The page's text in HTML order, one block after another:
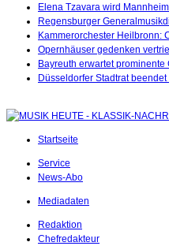
Elena Tzavara wird
Regensburger
Kammerorchester Heilbronn:
Opernhäuser gedenken
Bayreuth erwartet prominente
Düsseldorfer Stadtrat
Startseite
Service
News-Abo
Mediadaten
Redaktion
Chefredakteur